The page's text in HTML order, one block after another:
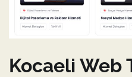
Kocaeli Web